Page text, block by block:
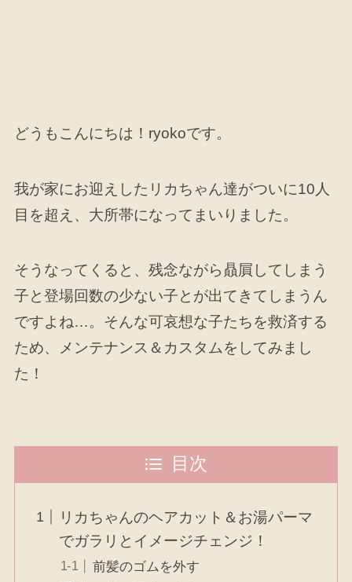
どうもこんにちは！ryokoです。
我が家にお迎えしたリカちゃん達がついに10人
目を超え、大所帯になってまいりました。
そうなってくると、残念ながら贔屓してしまう
子と登場回数の少ない子とが出てきてしまうん
ですよね…。そんな可哀想な子たちを救済する
ため、メンテナンス＆カスタムをしてみまし
た！
目次
リカちゃんのヘアカット＆お湯パーマ
でガラリとイメージチェンジ！
前髪のゴムを外す